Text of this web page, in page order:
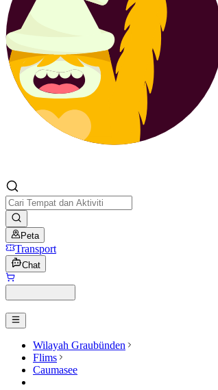
Peta
Transport
Chat
Wilayah Graubünden
Flims
Caumasee